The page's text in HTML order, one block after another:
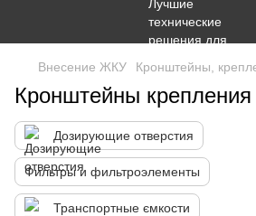
Внесение ЖКУ Кронштейны,
Кронштейны крепления
Дозирующие отверстия
Фильтры и фильтроэлементы
Транспортные ємкости